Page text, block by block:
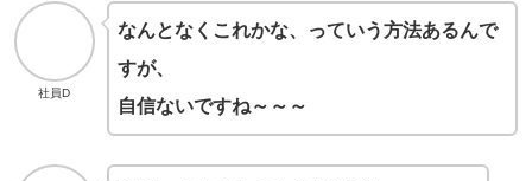
社員D
なんとなくこれかな、っていう方法あるんで
すが、
自信ないですね～～～